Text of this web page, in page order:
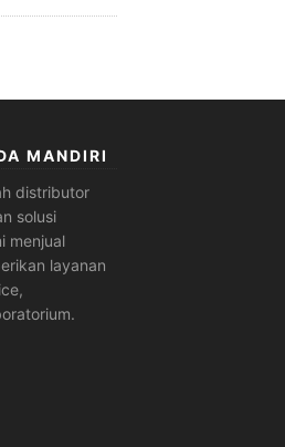
MANDIRI
distributor
solusi
menjual
layanan